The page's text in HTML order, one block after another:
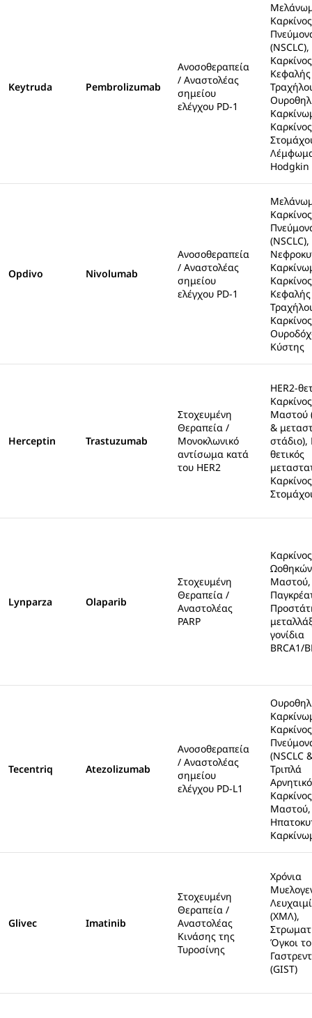
Keytruda Pembrolizumab
Ανοσοθεραπεία
/ Αναστολέας
σημείου
ελέγχου PD-1
Καρκίνος
(NSCLC),
Καρκίνος
Καρκίνος
Hodgkin
Opdivo Nivolumab
Ανοσοθεραπεία
/ Αναστολέας
σημείου
ελέγχου PD-1
Καρκίνος
(NSCLC),
Καρκίνος
Καρκίνος
Κύστης
Herceptin Trastuzumab
Στοχευμένη
Θεραπεία /
Μονοκλωνικό
αντίσωμα κατά
του HER2
HER2-
Μαστού
&
στάδιο),
θετικός
Lynparza Olaparib
Στοχευμένη
Θεραπεία /
Αναστολέας
PARP
Καρκίνος
Μαστού,
γονίδια
BRCA1/
Tecentriq Atezolizumab
Ανοσοθεραπεία
/ Αναστολέας
σημείου
ελέγχου PD-L1
Καρκίνος
(NSCLC
Τριπλά
Μαστού,
Glivec Imatinib
Στοχευμένη
Θεραπεία /
Αναστολέας
Κινάσης της
Τυροσίνης
Χρόνια
(ΧΜΛ),
Όγκοι
(GIST)